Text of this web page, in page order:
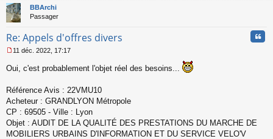
BBArchi
Passager
Re: Appels d'offres divers
e
a
g
e
n
o
11 déc. 2022, 17:17
Oui, c'est probablement l'objet réel des besoins...
Référence Avis : 22VMU10
Acheteur : GRANDLYON Métropole
CP : 69505 - Ville : Lyon
Objet : AUDIT DE LA QUALITÉ DES PRESTATIONS DU MARCHE DE
MOBILIERS URBAINS D'INFORMATION ET DU SERVICE VELO'V